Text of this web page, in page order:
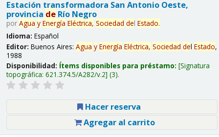
Estación transformadora San Antonio Oeste,
provincia deRío Negro
por Agua y Energía Eléctrica, Sociedad del Estado.
Idioma: Español
Editor: Buenos Aires: Agua y Energía Eléctrica, Sociedad del Estado,
1988
Disponibilidad: Ítems disponibles para préstamo: Signatura
topográfica: 621.374.5/A282/v.2 (3).
Hacer reserva
Agregar al carrito